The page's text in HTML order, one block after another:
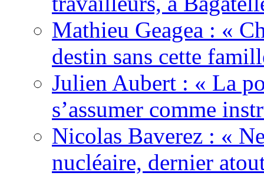
Mathieu Geagea : «
destin sans cette
Julien Aubert : « La
s’assumer comme
Nicolas Baverez : «
nucléaire, dernier